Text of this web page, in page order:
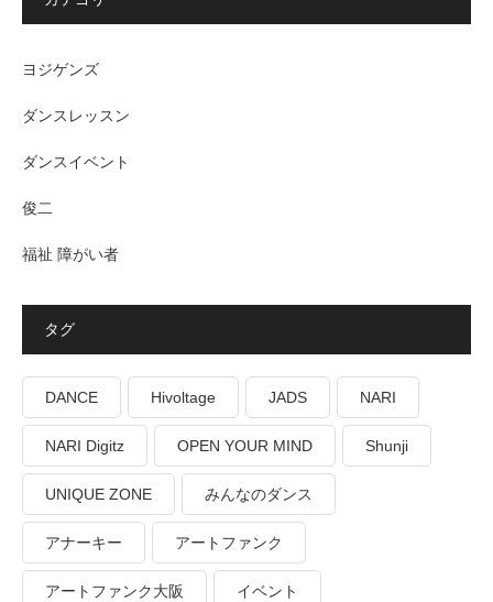
ヨジゲンズ
ダンスレッスン
ダンスイベント
俊二
福祉 障がい者
タグ
DANCE Hivoltage JADS NARI
NARI Digitz OPEN YOUR MIND Shunji
UNIQUE ZONE みんなのダンス
アナーキー アートファンク
アートファンク大阪 イベント